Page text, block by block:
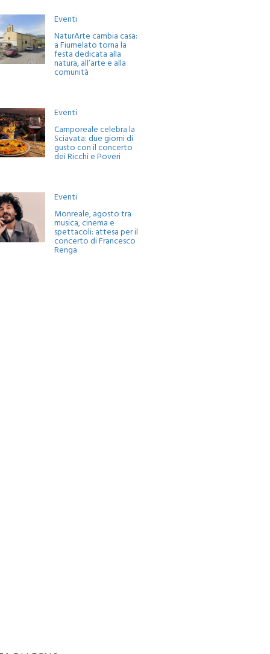
Eventi
NaturArte cambia casa:
a Fiumelato torna la
festa dedicata alla
natura, all’arte e alla
comunità
Eventi
Camporeale celebra la
Sciavata: due giorni di
gusto con il concerto
dei Ricchi e Poveri
Eventi
Monreale, agosto tra
musica, cinema e
spettacoli: attesa per il
concerto di Francesco
Renga